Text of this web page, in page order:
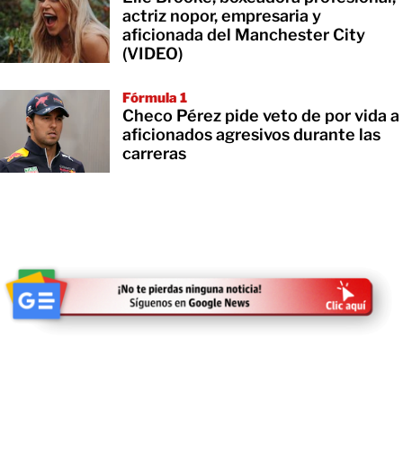
actriz nopor, empresaria y
aficionada del Manchester City
(VIDEO)
Fórmula 1
Checo Pérez pide veto de por vida a
aficionados agresivos durante las
carreras